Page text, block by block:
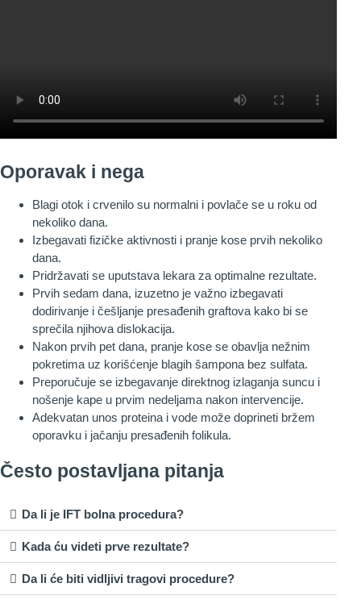
Oporavak i nega
Blagi otok i crvenilo su normalni i povlače se u roku od
nekoliko dana.
Izbegavati fizičke aktivnosti i pranje kose prvih nekoliko
dana.
Pridržavati se uputstava lekara za optimalne rezultate.
Prvih sedam dana, izuzetno je važno izbegavati
dodirivanje i češljanje presađenih graftova kako bi se
sprečila njihova dislokacija.
Nakon prvih pet dana, pranje kose se obavlja nežnim
pokretima uz korišćenje blagih šampona bez sulfata.
Preporučuje se izbegavanje direktnog izlaganja suncu i
nošenje kape u prvim nedeljama nakon intervencije.
Adekvatan unos proteina i vode može doprineti bržem
oporavku i jačanju presađenih folikula.
Često postavljana pitanja
Da li je IFT bolna procedura?
Kada ću videti prve rezultate?
Da li će biti vidljivi tragovi procedure?